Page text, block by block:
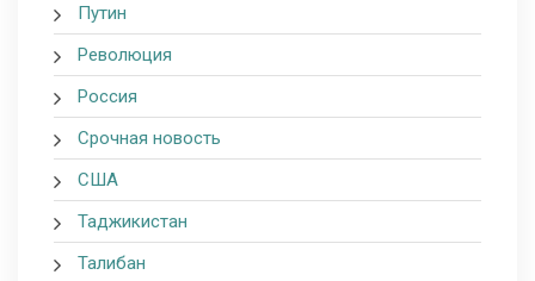
Путин
Революция
Россия
Срочная новость
США
Таджикистан
Талибан